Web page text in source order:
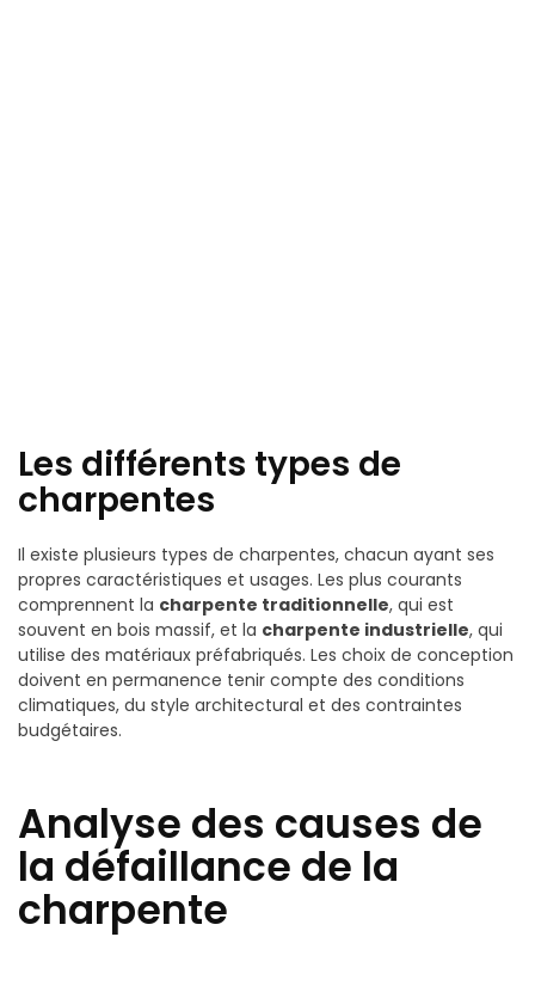
Les différents types de
charpentes
Il existe plusieurs types de charpentes, chacun ayant ses
propres caractéristiques et usages. Les plus courants
comprennent la charpente traditionnelle, qui est
souvent en bois massif, et la charpente industrielle, qui
utilise des matériaux préfabriqués. Les choix de conception
doivent en permanence tenir compte des conditions
climatiques, du style architectural et des contraintes
budgétaires.
Analyse des causes de
la défaillance de la
charpente